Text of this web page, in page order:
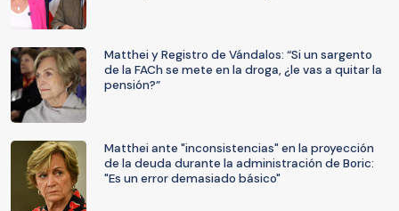
Matthei y Registro de Vándalos: “Si un sargento
de la FACh se mete en la droga, ¿le vas a quitar la
pensión?”
Matthei ante "inconsistencias" en la proyección
de la deuda durante la administración de Boric:
"Es un error demasiado básico"